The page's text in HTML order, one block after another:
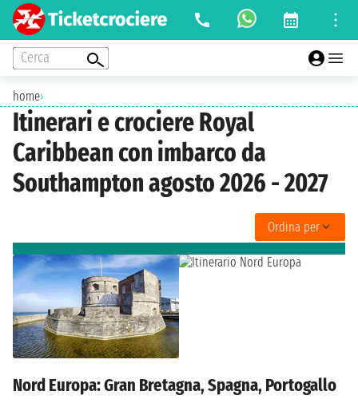
Cerca
home›
Itinerari e crociere Royal
Caribbean con imbarco da
Southampton agosto 2026 - 2027
Ordina per
Nord Europa: Gran Bretagna, Spagna, Portogallo